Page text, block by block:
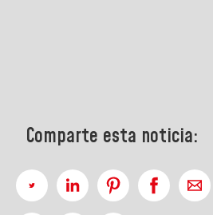
Comparte esta noticia: